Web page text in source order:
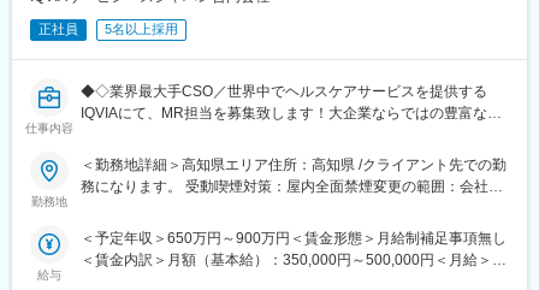
中部東部エリア（高知市、南国市、安芸市）をお任せします。
■組織構成：
中四国支店
部長1名／課長5名／課長代理1名／正社員45名
役職関係なく、気兼ねなく相談できる雰囲気です。
■将来的には：
◇1年後：派遣や支援を通して、アドバイザーと一緒に業務整理で
ローができるようになることを期待しています。
◇3年後：立上げを主導できるようになっていただきます。イベン
正社員 5名以上採用
仕事内容
◆◇業界最大手CSO／世界中でヘルスケアサービスを提供する
IQVIAにて、MR担当を募集致します！大企業ならではの豊富なキ
【具体的な業務詳細】
いただきます。
・担当エリアの訪問医療施設のターゲティング、担当医療施設へ
勤務地
＜勤務地詳細＞高知県エリア住所：高知県 /クライアント先での勤
務になります。 受動喫煙対策：屋内全面禁煙変更の範囲：会社の
給与
＜予定年収＞650万円～900万円＜賃金形態＞月給制補足事項無し
＜賃金内訳＞月額（基本給）：350,000円～500,000円＜月給＞